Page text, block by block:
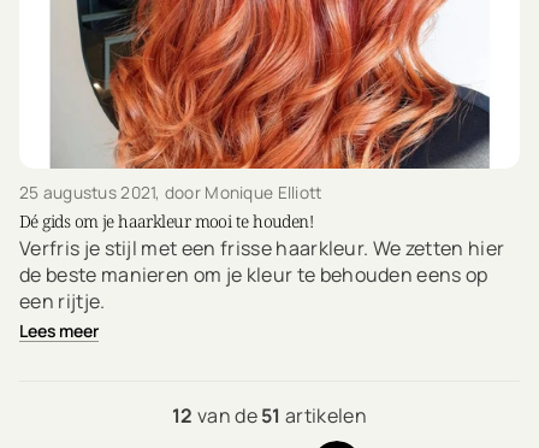
25 augustus 2021, door Monique Elliott
Dé gids om je haarkleur mooi te houden!
Verfris je stijl met een frisse haarkleur. We zetten hier
de beste manieren om je kleur te behouden eens op
een rijtje.
Lees meer
12 van de51 artikelen